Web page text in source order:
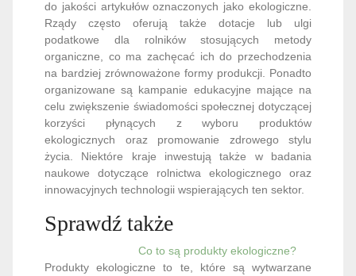
do jakości artykułów oznaczonych jako ekologiczne.
Rządy często oferują także dotacje lub ulgi
podatkowe dla rolników stosujących metody
organiczne, co ma zachęcać ich do przechodzenia
na bardziej zrównoważone formy produkcji. Ponadto
organizowane są kampanie edukacyjne mające na
celu zwiększenie świadomości społecznej dotyczącej
korzyści płynących z wyboru produktów
ekologicznych oraz promowanie zdrowego stylu
życia. Niektóre kraje inwestują także w badania
naukowe dotyczące rolnictwa ekologicznego oraz
innowacyjnych technologii wspierających ten sektor.
Sprawdź także
Co to są produkty ekologiczne?
Produkty ekologiczne to te, które są wytwarzane